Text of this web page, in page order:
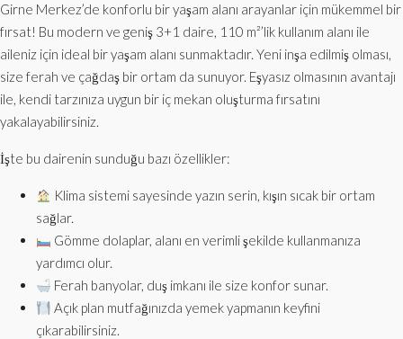
Girne Merkez’de konforlu bir yaşam alanı arayanlar için mükemmel bir
fırsat! Bu modern ve geniş 3+1 daire, 110 m²’lik kullanım alanı ile
aileniz için ideal bir yaşam alanı sunmaktadır. Yeni inşa edilmiş olması,
size ferah ve çağdaş bir ortam da sunuyor. Eşyasız olmasının avantajı
ile, kendi tarzınıza uygun bir iç mekan oluşturma fırsatını
yakalayabilirsiniz.
İşte bu dairenin sunduğu bazı özellikler:
Klima sistemi sayesinde yazın serin, kışın sıcak bir ortam
sağlar.
Gömme dolaplar, alanı en verimli şekilde kullanmanıza
yardımcı olur.
Ferah banyolar, duş imkanı ile size konfor sunar.
Açık plan mutfağınızda yemek yapmanın keyfini
çıkarabilirsiniz.